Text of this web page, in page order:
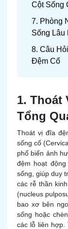
Cột Sống
7. Phòng
Sống Lâu
8. Câu
Đệm Cổ
1. Thoát
Tổng
Thoát vị đĩa
sống cổ
phổ biến ảnh
đệm hoạt
sống, giúp duy
các rễ thần
(nucleus
bao xơ bên
sống hoặc
các lỗ liên hợp.